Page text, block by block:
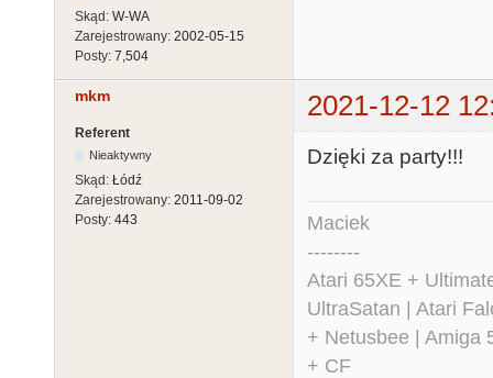
Skąd: W-WA
Zarejestrowany: 2002-05-15
Posty: 7,504
mkm 2021-12-12
Referent
Nieaktywny
Skąd: Łódź
Zarejestrowany: 2011-09-02
Posty: 443
Dzięki za party!!!
Maciek
--------
Atari 65XE +
UltraSatan | Atari
+ Netusbee | Amiga
+ CF